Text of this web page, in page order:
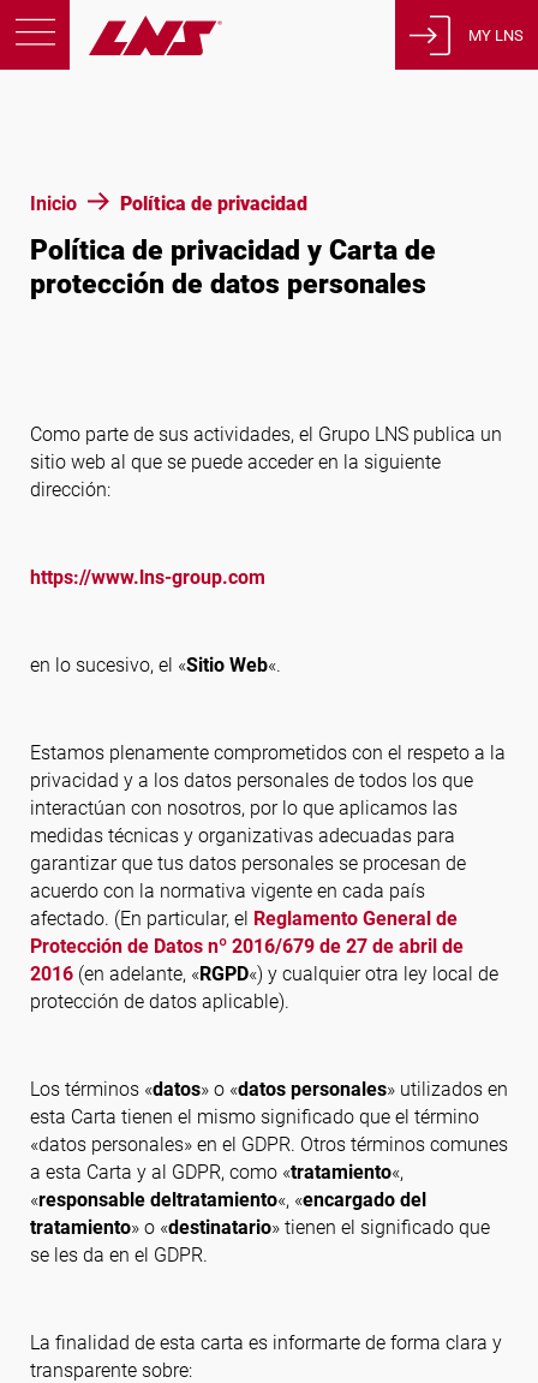
Inicio Política de privacidad
Política de privacidad y Carta de
protección de datos personales
Como parte de sus actividades, el Grupo LNS publica un
sitio web al que se puede acceder en la siguiente
dirección:
https://www.lns-group.com
en lo sucesivo, el «Sitio Web«.
Estamos plenamente comprometidos con el respeto a la
privacidad y a los datos personales de todos los que
interactúan con nosotros, por lo que aplicamos las
medidas técnicas y organizativas adecuadas para
garantizar que tus datos personales se procesan de
acuerdo con la normativa vigente en cada país
afectado. (En particular, el Reglamento General de
Protección de Datos nº 2016/679 de 27 de abril de
2016(en adelante, «RGPD«) y cualquier otra ley local de
protección de datos aplicable).
Los términos «datos» o «datos personales» utilizados en
esta Carta tienen el mismo significado que el término
«datos personales» en el GDPR. Otros términos comunes
a esta Carta y al GDPR, como «tratamiento«,
«responsable deltratamiento«, «encargado del
tratamiento» o «destinatario» tienen el significado que
se les da en el GDPR.
La finalidad de esta carta es informarte de forma clara y
transparente sobre:
Empleos
Contacto
Estados Unidos de América
MY LNS